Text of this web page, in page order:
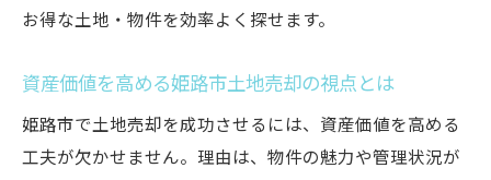
田舎暮らしを始める土地売却準備の流れ
移住希望者が知っておきたい佐用町物件選び
姫路市土地売却と佐用町移住のメリット比
較
お得な土地・物件を効率よく探せます。
資産価値を高める姫路市土地売却の視点とは
姫路市で土地売却を成功させるには、資産価値を高める
工夫が欠かせません。理由は、物件の魅力や管理状況が